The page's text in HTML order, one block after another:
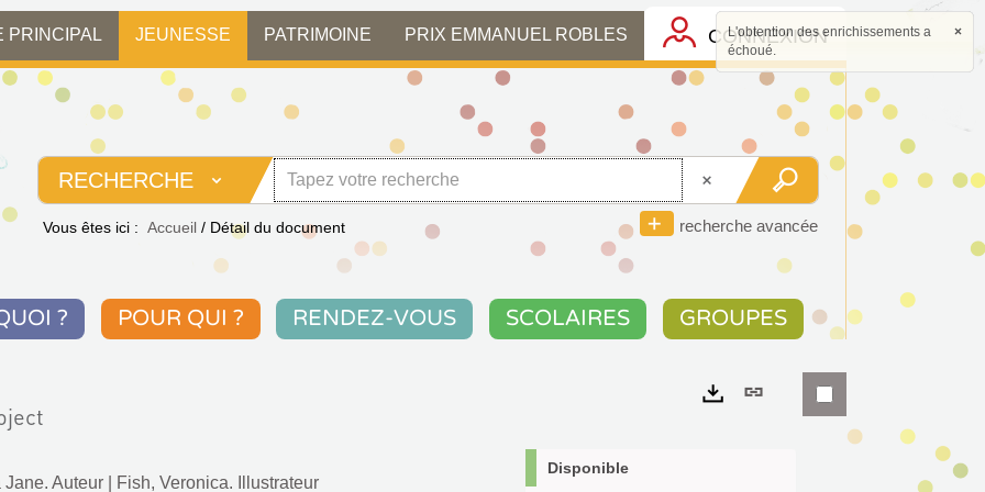
PRINCIPAL JEUNESSE PATRIMOINE PRIX EMMANUEL ROBLES CONNEXION
RECHERCHE
recherche avancée
Vous êtes ici : Accueil / Détail du document
? POUR QUI ? RENDEZ-VOUS SCOLAIRES GROUPES
Auteur
Fish, Veronica. Illustrateur
Lien
permanent
Disponible
×
L'obtention des enrichissements a
échoué.